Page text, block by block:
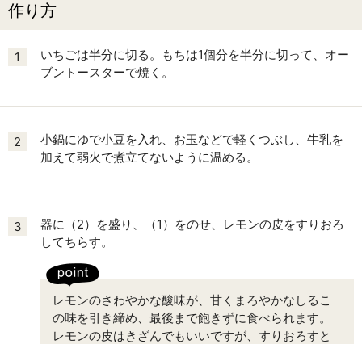
作り方
1
いちごは半分に切る。もちは1個分を半分に切って、オー
ブントースターで焼く。
2
小鍋にゆで小豆を入れ、お玉などで軽くつぶし、牛乳を
加えて弱火で煮立てないように温める。
3
器に（2）を盛り、（1）をのせ、レモンの皮をすりおろ
してちらす。
レモンのさわやかな酸味が、甘くまろやかなしるこ
の味を引き締め、最後まで飽きずに食べられます。
レモンの皮はきざんでもいいですが、すりおろすと